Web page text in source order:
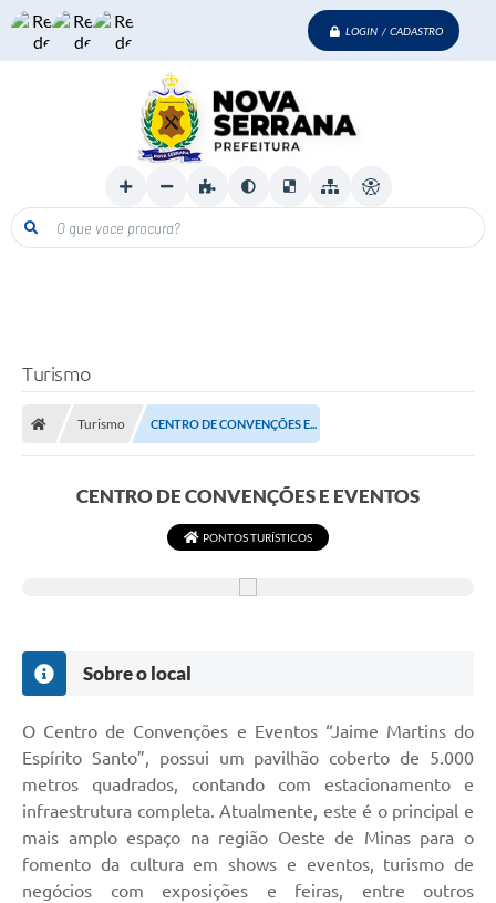
LOGIN / CADASTRO
O que voce procura?
Turismo
Turismo CENTRO DE CONVENÇÕES E...
CENTRO DE CONVENÇÕES E EVENTOS
PONTOS TURÍSTICOS
Sobre o local
O Centro de Convenções e Eventos “Jaime Martins do
Espírito Santo”, possui um pavilhão coberto de 5.000
metros quadrados, contando com estacionamento e
infraestrutura completa. Atualmente, este é o principal e
mais amplo espaço na região Oeste de Minas para o
fomento da cultura em shows e eventos, turismo de
negócios com exposições e feiras, entre outros